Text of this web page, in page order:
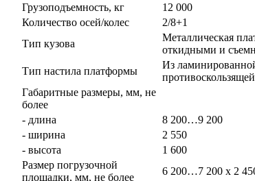
Грузоподъемность, кг
12 000
Количество осей/колес
2/8+1
Тип кузова
Металлическая
откидными и
Тип настила платформы
Из
Габаритные размеры, мм, не
более
- длина
8 200…9 200
- ширина
2 550
- высота
1 600
Размер погрузочной
площадки, мм, не более
6 200…7 200 х 2